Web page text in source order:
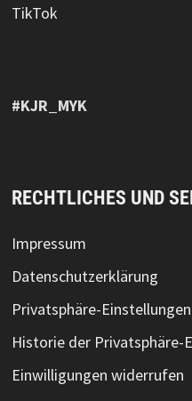
TikTok
#KJR_MYK
RECHTLICHES UND
Impressum
Datenschutzerklärung
Privatsphäre-
Historie der Privatsphäre-
Einwilligungen widerrufen